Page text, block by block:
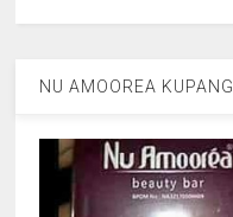
NU AMOOREA KUPANG